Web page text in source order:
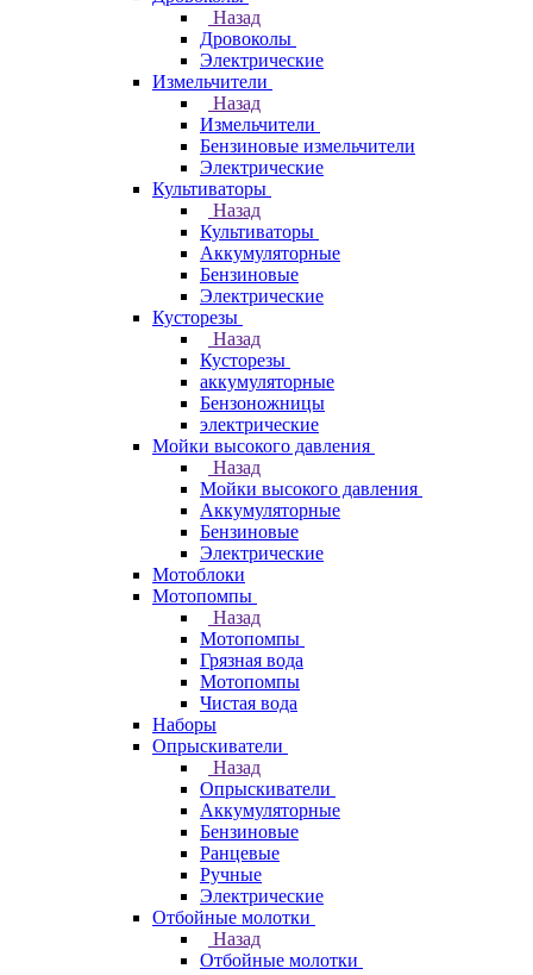
Назад
Дровоколы
Электрические
Измельчители
Назад
Измельчители
Бензиновые измельчители
Электрические
Культиваторы
Назад
Культиваторы
Аккумуляторные
Бензиновые
Электрические
Кусторезы
Назад
Кусторезы
аккумуляторные
Бензоножницы
электрические
Мойки высокого давления
Назад
Мойки высокого давления
Аккумуляторные
Бензиновые
Электрические
Мотоблоки
Мотопомпы
Назад
Мотопомпы
Грязная вода
Мотопомпы
Чистая вода
Наборы
Опрыскиватели
Назад
Опрыскиватели
Аккумуляторные
Бензиновые
Ранцевые
Ручные
Электрические
Отбойные молотки
Назад
Отбойные молотки